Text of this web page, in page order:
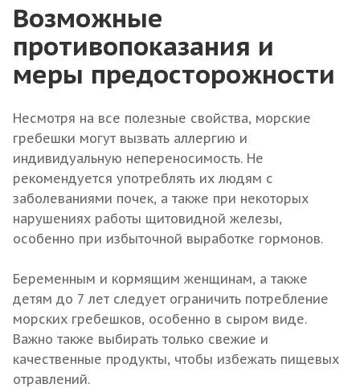
Возможные
противопоказания и
меры предосторожности
Несмотря на все полезные свойства, морские
гребешки могут вызвать аллергию и
индивидуальную непереносимость. Не
рекомендуется употреблять их людям с
заболеваниями почек, а также при некоторых
нарушениях работы щитовидной железы,
особенно при избыточной выработке гормонов.
Беременным и кормящим женщинам, а также
детям до 7 лет следует ограничить потребление
морских гребешков, особенно в сыром виде.
Важно также выбирать только свежие и
качественные продукты, чтобы избежать пищевых
отравлений.